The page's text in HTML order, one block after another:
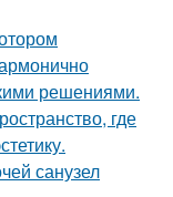
решениями.
где
санузел